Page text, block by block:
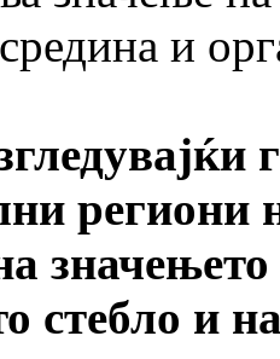
и
го
региони
стебло и